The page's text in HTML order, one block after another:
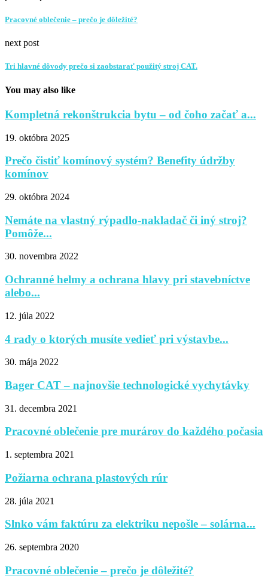
Pracovné oblečenie – prečo je dôležité?
next post
Tri hlavné dôvody prečo si zaobstarať použitý stroj CAT.
You may also like
Kompletná rekonštrukcia bytu – od čoho začať a...
19. októbra 2025
Prečo čistiť komínový systém? Benefity údržby
komínov
29. októbra 2024
Nemáte na vlastný rýpadlo-nakladač či iný stroj?
Pomôže...
30. novembra 2022
Ochranné helmy a ochrana hlavy pri stavebníctve
alebo...
12. júla 2022
4 rady o ktorých musíte vedieť pri výstavbe...
30. mája 2022
Bager CAT – najnovšie technologické vychytávky
31. decembra 2021
Pracovné oblečenie pre murárov do každého počasia
1. septembra 2021
Požiarna ochrana plastových rúr
28. júla 2021
Slnko vám faktúru za elektriku nepošle – solárna...
26. septembra 2020
Pracovné oblečenie – prečo je dôležité?